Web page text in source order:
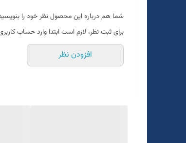
شما هم درباره این محصول نظر خود را
برای ثبت نظر، لازم است ابتدا وارد حساب
افزودن نظر